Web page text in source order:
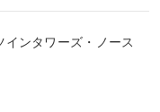
ンタワーズ・ノース